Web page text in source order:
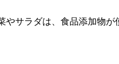
やサラダは、食品添加物